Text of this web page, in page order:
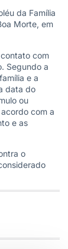
da Família
Morte, em
com
Segundo a
e a
data do
ou
com a
e as
o